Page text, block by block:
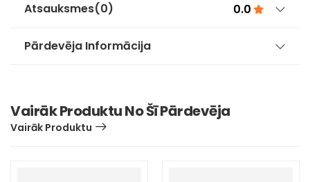
Atsauksmes(0) 0.0
Pārdevēja Informācija
Vairāk Produktu No Šī Pārdevēja
Vairāk Produktu